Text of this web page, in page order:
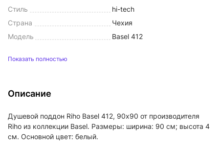
Стиль
hi-tech
Страна
Чехия
Модель
Basel 412
Показать полностью
Описание
Душевой поддон Riho Basel 412, 90х90 от производителя
Riho из коллекции Basel. Размеры: ширина: 90 см; высота 4
см. Основной цвет: белый.